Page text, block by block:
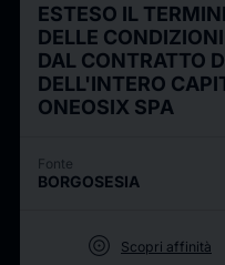
ESTESO IL
DELLE
DAL CONTRATTO
DELL'INTERO
ONEOSIX SPA
Fonte
BORGOSESIA
target Scopri affinità